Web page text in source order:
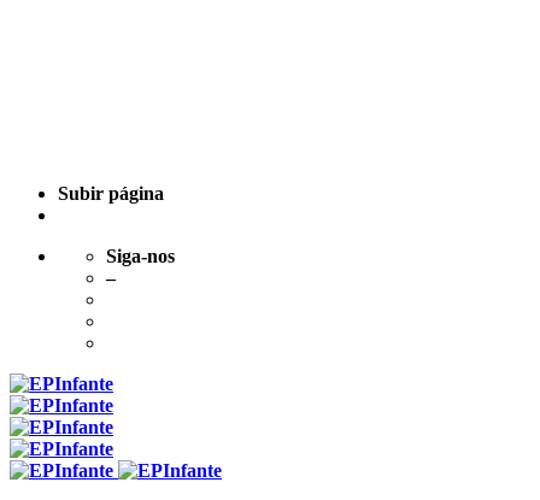
Subir página
Siga-nos
–
Skip
to
content